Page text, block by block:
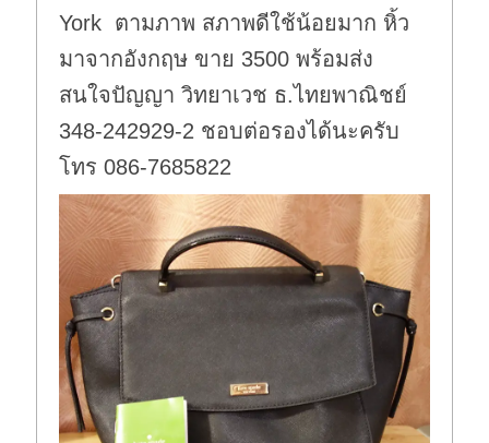
York ตามภาพ สภาพดีใช้น้อยมาก หิ้ว
มาจากอังกฤษ ขาย 3500 พร้อมส่ง
สนใจปัญญา วิทยาเวช ธ.ไทยพาณิชย์
348-242929-2 ชอบต่อรองได้นะครับ
โทร 086-7685822